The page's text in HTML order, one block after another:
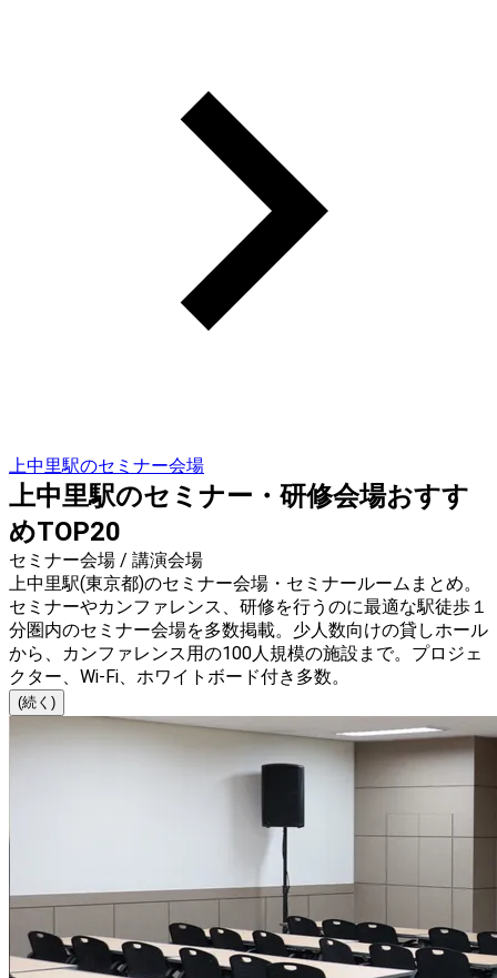
上中里駅のセミナー会場
上中里駅のセミナー・研修会場おすす
めTOP20
セミナー会場 / 講演会場
上中里駅(東京都)のセミナー会場・セミナールームまとめ。
セミナーやカンファレンス、研修を行うのに最適な駅徒歩１
分圏内のセミナー会場を多数掲載。少人数向けの貸しホール
から、カンファレンス用の100人規模の施設まで。プロジェ
クター、Wi-Fi、ホワイトボード付き多数。
(続く)